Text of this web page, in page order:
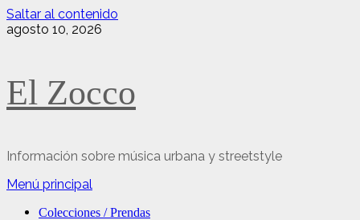
Saltar al contenido
agosto 10, 2026
El Zocco
Información sobre música urbana y streetstyle
Menú principal
Colecciones / Prendas